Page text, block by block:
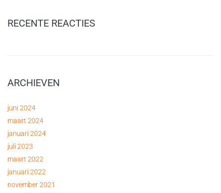
RECENTE REACTIES
ARCHIEVEN
juni 2024
maart 2024
januari 2024
juli 2023
maart 2022
januari 2022
november 2021